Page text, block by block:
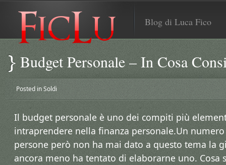
Blog di Luca Fico
Budget Personale – In Cosa
Posted inSoldi
Il budget personale è uno dei compiti più
intraprendere nella finanza personale.Un
persone però non ha mai dato a questo tema la
ancora meno ha tentato di elaborarne uno. Cosa